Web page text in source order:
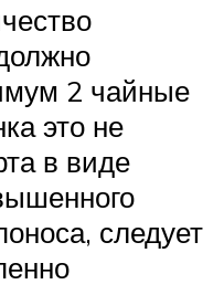
2 чайные
это не
в виде
следует